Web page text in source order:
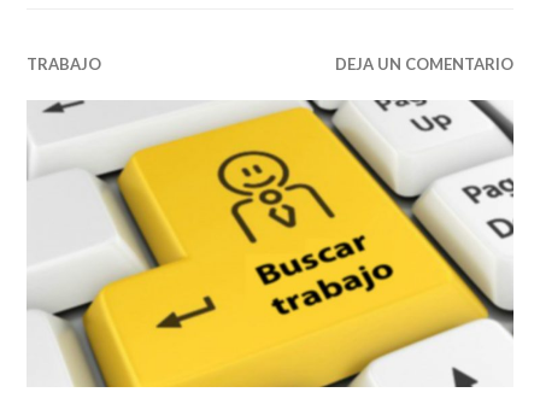
TRABAJO DEJA UN COMENTARIO